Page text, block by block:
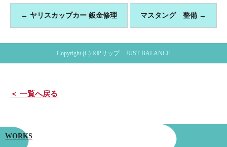
← ヤリスカップカー 鈑金修理 マスタング 整備 →
Copyright (C) RIPリップ – JUST BALANCE
＜ 一覧へ戻る
WORKS